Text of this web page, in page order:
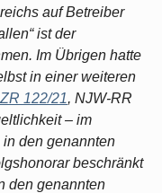
auf Betreiber
ist der
Im Übrigen hatte
in einer weiteren
122/21, NJW-RR
– im
den genannten
beschränkt
den genannten